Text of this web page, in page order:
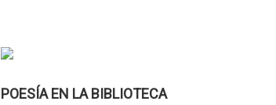
POESÍA EN LA BIBLIOTECA